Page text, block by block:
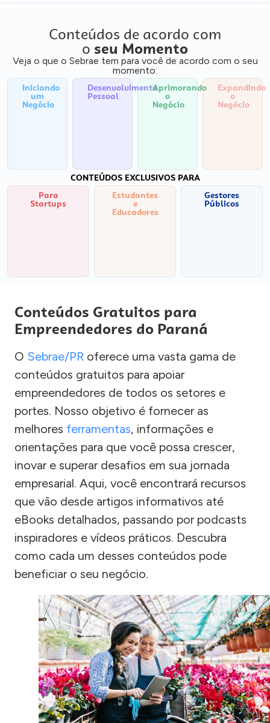
Conteúdos de acordo com
o seu Momento
Veja o que o Sebrae tem para você de acordo com o seu
momento:
Iniciando
um
Negócio
Desenvolvimento
Pessoal
Aprimorando
o
Negócio
Expandindo
o
Negócio
CONTEÚDOS EXCLUSIVOS PARA
Para
Startups
Estudantes
e
Educadores
Gestores
Públicos
Conteúdos Gratuitos para
Empreendedores do Paraná
O Sebrae/PR oferece uma vasta gama de
conteúdos gratuitos para apoiar
empreendedores de todos os setores e
portes. Nosso objetivo é fornecer as
melhores ferramentas, informações e
orientações para que você possa crescer,
inovar e superar desafios em sua jornada
empresarial. Aqui, você encontrará recursos
que vão desde artigos informativos até
eBooks detalhados, passando por podcasts
inspiradores e vídeos práticos. Descubra
como cada um desses conteúdos pode
beneficiar o seu negócio.